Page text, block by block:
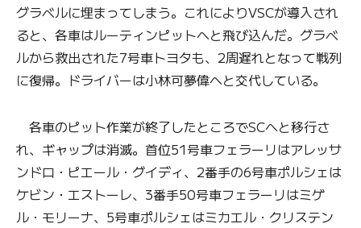
グラベルに埋まってしまう。これによりVSCが導入され
ると、各車はルーティンピットへと飛び込んだ。グラベ
ルから救出された7号車トヨタも、2周遅れとなって戦列
に復帰。ドライバーは小林可夢偉へと交代している。
各車のピット作業が終了したところでSCへと移行さ
れ、ギャップは消滅。首位51号車フェラーリはアレッサ
ンドロ・ピエール・グイディ、2番手の6号車ポルシェは
ケビン・エストーレ、3番手50号車フェラーリはミゲ
ル・モリーナ、5号車ポルシェはミカエル・クリステン